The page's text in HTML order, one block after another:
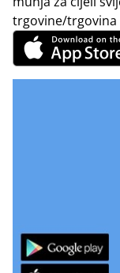
trgovine/trgovina